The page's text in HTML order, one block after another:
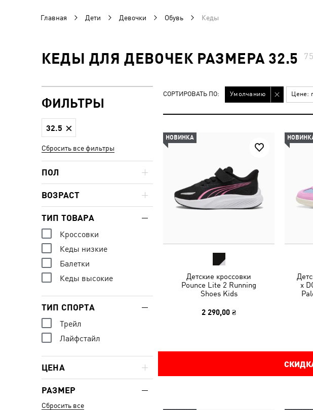
Главная Дети Девочки Обувь Кеды
КЕДЫ ДЛЯ ДЕВОЧЕК РАЗМЕРА 32.5
СОРТИРОВАТЬ ПО: Умолчанию Цене:
НОВИНКА
Детские кроссовки
Pounce Lite 2 Running
Shoes Kids
2 290,00 ₴
x
ФИЛЬТРЫ
32.5
Сбросить все фильтры
ПОЛ
ВОЗРАСТ
ТИП ТОВАРА
Кроссовки
Кеды низкие
Балетки
Кеды высокие
ТИП СПОРТА
Трейл
Лайфстайл
ЦЕНА
РАЗМЕР
Сбросить все